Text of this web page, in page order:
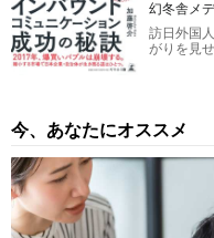
幻冬舎メ
訪日外国
がりを見
今、あなたにオススメ